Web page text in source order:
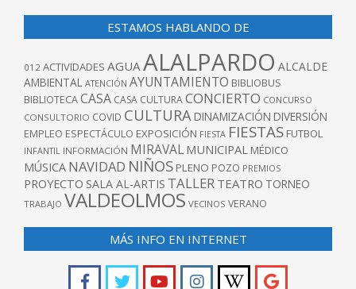
ESTAMOS HABLANDO DE
012 ACTIVIDADES AGUAALALPARDO ALCALDE
AMBIENTAL ATENCIÓN AYUNTAMIENTO BIBLIOBUS
BIBLIOTECACASA CASA CULTURACONCIERTO CONCURSO
CONSULTORIO COVID CULTURA DINAMIZACIÓN DIVERSIÓN
EMPLEO ESPECTÁCULO EXPOSICIÓN FIESTA FIESTAS FUTBOL
INFANTIL INFORMACIÓN MIRAVAL MUNICIPAL MÉDICO
MÚSICA NAVIDAD NIÑOS PLENO POZO PREMIOS
PROYECTO SALA AL-ARTIS TALLER TEATRO TORNEO
TRABAJO VALDEOLMOS VECINOS VERANO
MÁS INFO EN INTERNET